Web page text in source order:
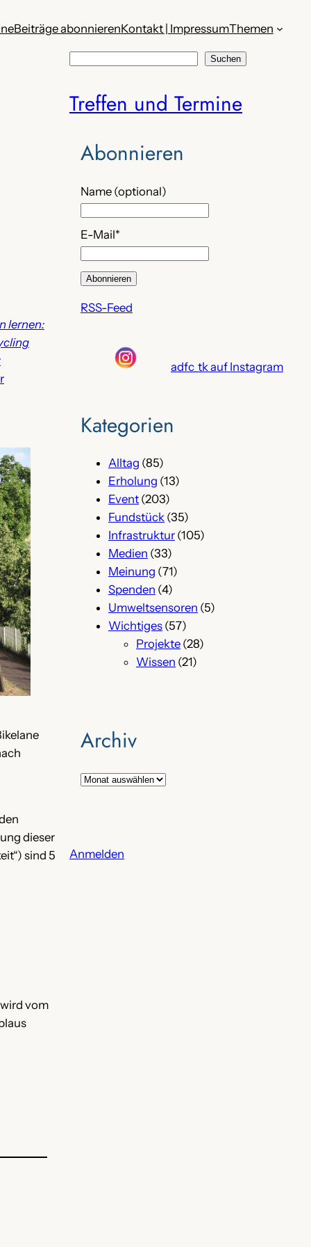
Beiträge abonnierenKontakt | ImpressumThemen
lernen:
dieser
sind 5
vom
c
h
Suchen
Treffen und Termine
Abonnieren
Name (optional)
E-Mail*
RSS-Feed
adfc_tk auf Instagram
Kategorien
Alltag (85)
Erholung (13)
Event (203)
Fundstück (35)
Infrastruktur (105)
Medien (33)
Meinung (71)
Spenden (4)
Umweltsensoren (5)
Wichtiges (57)
Projekte (28)
Wissen (21)
Archiv
A
i
Anmelden